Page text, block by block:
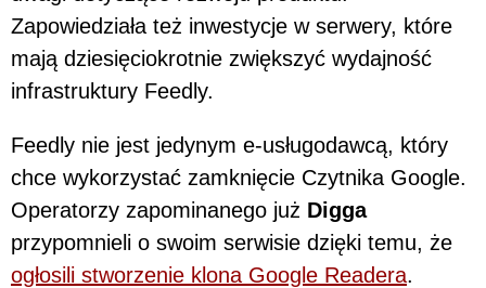
Zapowiedziała też inwestycje w serwery, które
mają dziesięciokrotnie zwiększyć wydajność
infrastruktury Feedly.
Feedly nie jest jedynym e-usługodawcą, który
chce wykorzystać zamknięcie Czytnika Google.
Operatorzy zapominanego już Digga
przypomnieli o swoim serwisie dzięki temu, że
ogłosili stworzenie klona Google Readera.